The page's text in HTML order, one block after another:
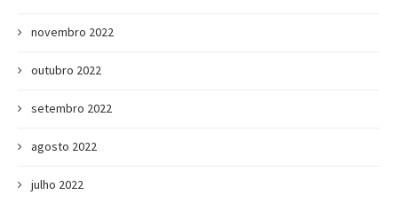
novembro 2022
outubro 2022
setembro 2022
agosto 2022
julho 2022